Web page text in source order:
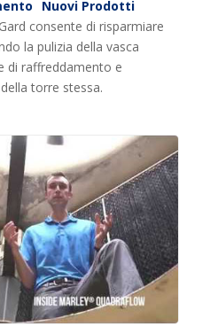
Nuovi Prodotti
consente di risparmiare
la pulizia della vasca
di raffreddamento e
torre stessa.